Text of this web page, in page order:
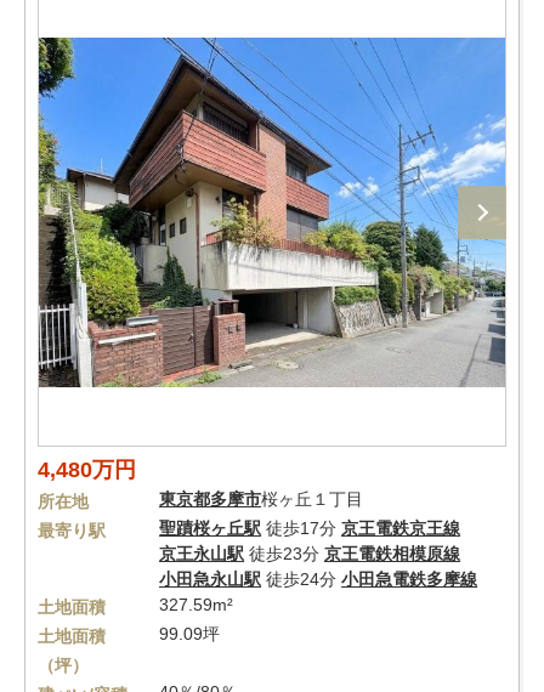
4,480万円
所在地 東京都多摩市桜ヶ丘１丁目
最寄り駅
聖蹟桜ヶ丘駅 徒歩17分 京王電鉄京王線
京王永山駅 徒歩23分 京王電鉄相模原線
小田急永山駅 徒歩24分 小田急電鉄多摩線
土地面積
327.59m²
土地面積
（坪）
99.09坪